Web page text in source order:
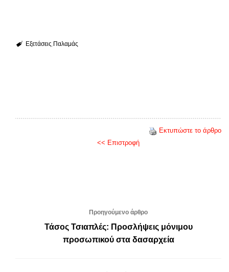
Εξετάσεις Παλαμάς
Εκτυπώστε το άρθρο
<< Επιστροφή
Προηγούμενο άρθρο
Τάσος Τσιαπλές: Προσλήψεις μόνιμου
προσωπικού στα δασαρχεία